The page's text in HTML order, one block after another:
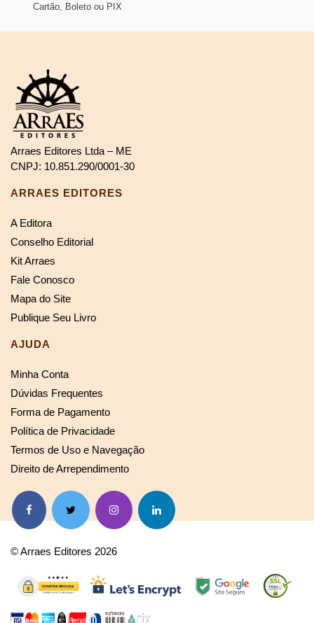
Cartão, Boleto ou PIX
Arraes Editores Ltda – ME
CNPJ: 10.851.290/0001-30
ARRAES EDITORES
A Editora
Conselho Editorial
Kit Arraes
Fale Conosco
Mapa do Site
Publique Seu Livro
AJUDA
Minha Conta
Dúvidas Frequentes
Forma de Pagamento
Política de Privacidade
Termos de Uso e Navegação
Direito de Arrependimento
© Arraes Editores 2026